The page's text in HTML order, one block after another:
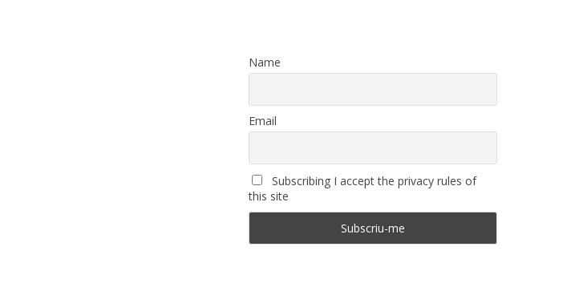
Name
Email
Subscribing I accept the privacy rules of
this site